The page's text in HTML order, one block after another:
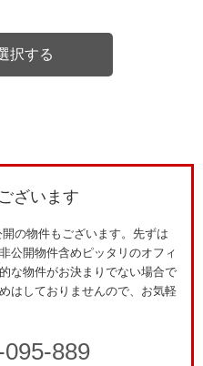
択する
ざいます
の物件もございます。先ずは
公開物件含めピッタリのオフィ
な物件がお決まりでない場合で
はしておりませんので、お気軽
889